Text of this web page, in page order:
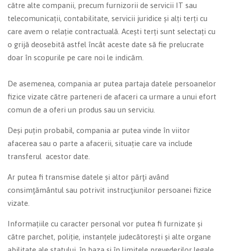
către alte companii, precum furnizorii de servicii IT sau
telecomunicații, contabilitate, servicii juridice și alți terți cu
care avem o relație contractuală. Acești terți sunt selectați cu
o grijă deosebită astfel încât aceste date să fie prelucrate
doar în scopurile pe care noi le indicăm.
De asemenea, compania ar putea partaja datele persoanelor
fizice vizate către parteneri de afaceri ca urmare a unui efort
comun de a oferi un produs sau un serviciu.
Deși puțin probabil, compania ar putea vinde în viitor
afacerea sau o parte a afacerii, situație care va include
transferul acestor date.
Ar putea fi transmise datele și altor părţi având
consimţământul sau potrivit instrucţiunilor persoanei fizice
vizate.
Informațiile cu caracter personal vor putea fi furnizate și
către parchet, poliție, instanțele judecătorești și alte organe